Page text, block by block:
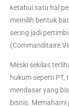
ketahui satu hal
memilih bentuk
sering jadi
(Commanditaire
Meski sekilas
hukum seperti PT,
mendasar yang
bisnis. Memahami